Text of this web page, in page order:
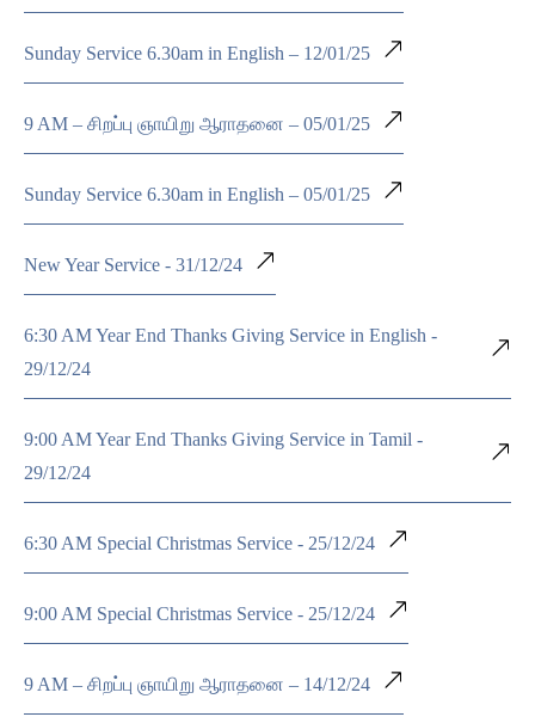
Sunday Service 6.30am in English – 12/01/25
9 AM – சிறப்பு ஞாயிறு ஆராதனை – 05/01/25
Sunday Service 6.30am in English – 05/01/25
New Year Service - 31/12/24
6:30 AM Year End Thanks Giving Service in English -
29/12/24
9:00 AM Year End Thanks Giving Service in Tamil -
29/12/24
6:30 AM Special Christmas Service - 25/12/24
9:00 AM Special Christmas Service - 25/12/24
9 AM – சிறப்பு ஞாயிறு ஆராதனை – 14/12/24